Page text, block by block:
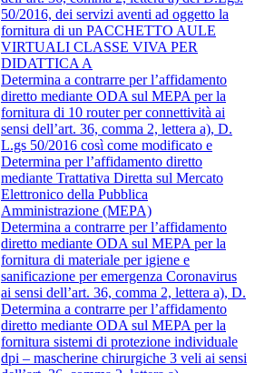
50/2016, dei servizi aventi ad oggetto la
fornitura di un PACCHETTO AULE
VIRTUALI CLASSE VIVA PER
DIDATTICA A
Determina a contrarre per l’affidamento
diretto mediante ODA sul MEPA per la
fornitura di 10 router per connettività ai
sensi dell’art. 36, comma 2, lettera a), D.
L.gs 50/2016 così come modificato e
Determina per l’affidamento diretto
mediante Trattativa Diretta sul Mercato
Elettronico della Pubblica
Amministrazione (MEPA)
Determina a contrarre per l’affidamento
diretto mediante ODA sul MEPA per la
fornitura di materiale per igiene e
sanificazione per emergenza Coronavirus
ai sensi dell’art. 36, comma 2, lettera a), D.
Determina a contrarre per l’affidamento
diretto mediante ODA sul MEPA per la
fornitura sistemi di protezione individuale
dpi – mascherine chirurgiche 3 veli ai sensi